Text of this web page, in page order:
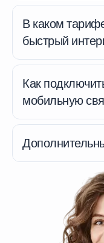
В каком
быстрый
Как
мобильную